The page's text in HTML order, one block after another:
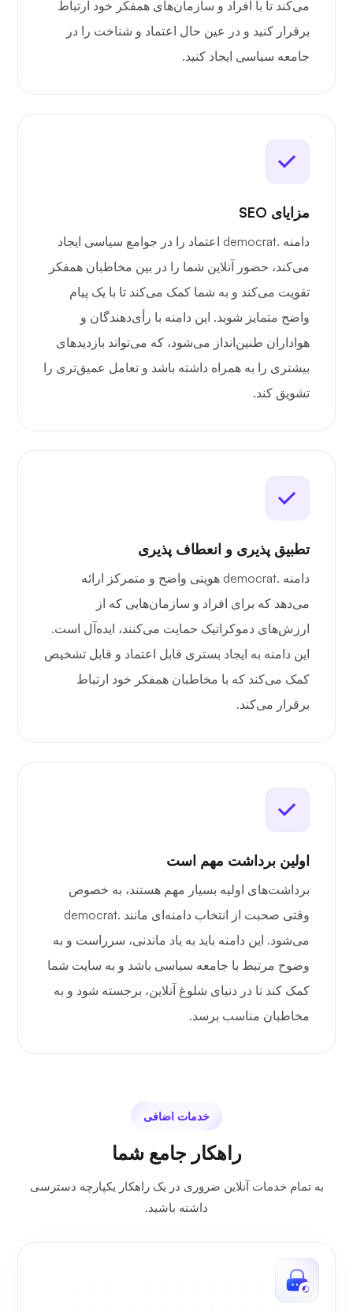
می‌کند تا با افراد و سازمان‌های همفکر خود ارتباط
برقرار کنید و در عین حال اعتماد و شناخت را در
جامعه سیاسی ایجاد کنید.
مزایای SEO
دامنه .democrat اعتماد را در جوامع سیاسی ایجاد
می‌کند، حضور آنلاین شما را در بین مخاطبان همفکر
تقویت می‌کند و به شما کمک می‌کند تا با یک پیام
واضح متمایز شوید. این دامنه با رأی‌دهندگان و
هواداران طنین‌انداز می‌شود، که می‌تواند بازدیدهای
بیشتری را به همراه داشته باشد و تعامل عمیق‌تری را
تشویق کند.
تطبیق پذیری و انعطاف پذیری
دامنه .democrat هویتی واضح و متمرکز ارائه
می‌دهد که برای افراد و سازمان‌هایی که از
ارزش‌های دموکراتیک حمایت می‌کنند، ایده‌آل است.
این دامنه به ایجاد بستری قابل اعتماد و قابل تشخیص
کمک می‌کند که با مخاطبان همفکر خود ارتباط
برقرار می‌کند.
اولین برداشت مهم است
برداشت‌های اولیه بسیار مهم هستند، به خصوص
وقتی صحبت از انتخاب دامنه‌ای مانند .democrat
می‌شود. این دامنه باید به یاد ماندنی، سرراست و به
وضوح مرتبط با جامعه سیاسی باشد و به سایت شما
کمک کند تا در دنیای شلوغ آنلاین، برجسته شود و به
مخاطبان مناسب برسد.
خدمات اضافی
راهکار جامع شما
به تمام خدمات آنلاین ضروری در یک راهکار یکپارچه دسترسی
داشته باشید.